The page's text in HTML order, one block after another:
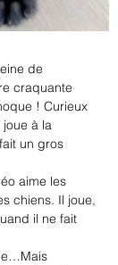
de
craquante
! Curieux
à la
un gros
aime les
chiens. Il joue,
il ne fait